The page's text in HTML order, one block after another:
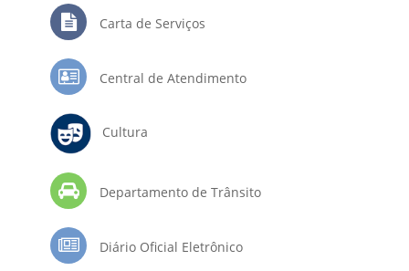
Carta de Serviços
Central de Atendimento
Cultura
Departamento de Trânsito
Diário Oficial Eletrônico